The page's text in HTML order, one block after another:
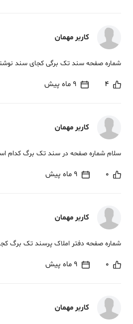
کاربر مهمان
شماره صفحه سند تک برگی کجای سند
4 9 ماه پیش
کاربر مهمان
سلام شماره صفحه در سند تک برگ کدام
0 9 ماه پیش
کاربر مهمان
شماره صفحه دفتر املاک پرسند تک برگ
0 9 ماه پیش
کاربر مهمان